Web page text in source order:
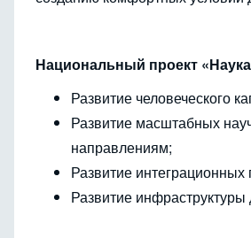
Национальный проект
Развитие человеческого
Развитие масштабных
направлениям;
Развитие
Развитие